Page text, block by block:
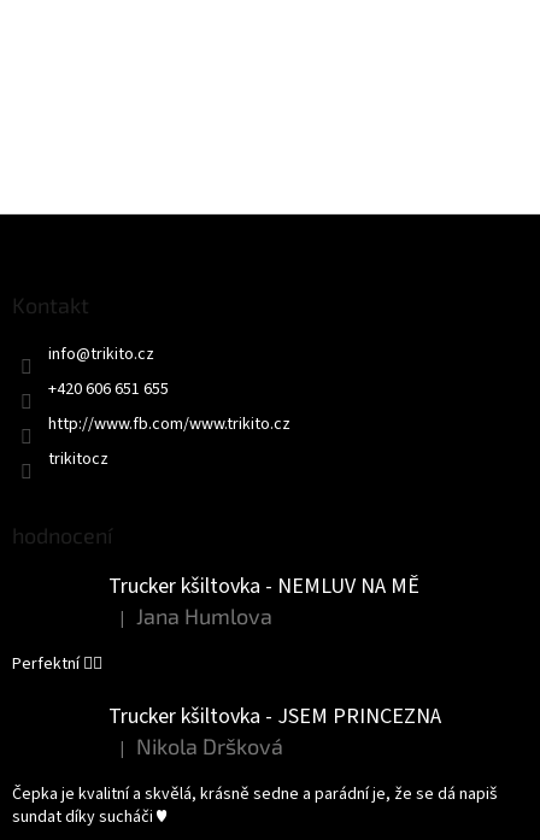
Kontakt
info@trikito.cz
+420 606 651 655
http://www.fb.com/www.trikito.cz
trikitocz
hodnocení
Trucker kšiltovka - NEMLUV NA MĚ
Hodnocení produktu je 5 z 5 hvězdiček.
| Jana Humlova
Perfektní 👌🏻
Trucker kšiltovka - JSEM PRINCEZNA
Hodnocení produktu je 5 z 5 hvězdiček.
| Nikola Dršková
Čepka je kvalitní a skvělá, krásně sedne a parádní je, že se dá napiš
sundat díky sucháči ♥️